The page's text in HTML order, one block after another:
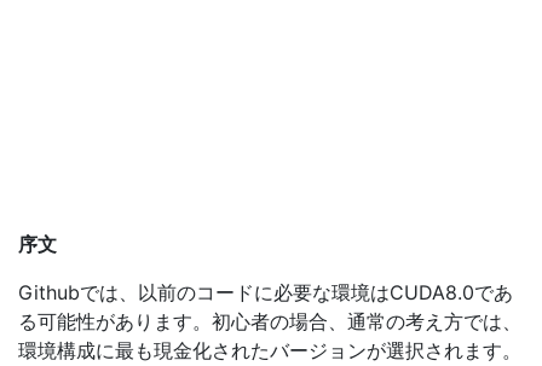
序文
Githubでは、以前のコードに必要な環境はCUDA8.0であ
る可能性があります。初心者の場合、通常の考え方では、
環境構成に最も現金化されたバージョンが選択されます。